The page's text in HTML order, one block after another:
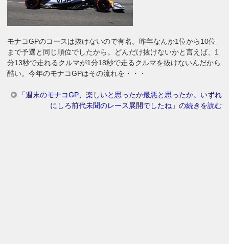
モナコGPのコースは抜けないので有名。昨年なんか1位から10位
まで予選と同じ順位でしたから。どんだけ抜けないかと言えば、1
分13秒で走れるクルマが1分18秒で走るクルマを抜けないんだから
酷い。今年のモナコGPはその流れを・・・
「週末のモナコGP、楽しいと思ったか最悪と思ったか。いずれ
にしろ前代未聞のレース展開でしたね」の続きを読む